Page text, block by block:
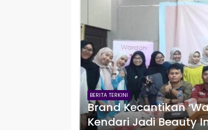
BERITA TERKINI
Brand Kecantikan
Kendari Jadi Beauty